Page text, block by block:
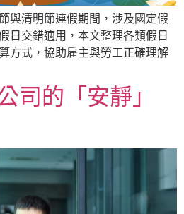
與清明節連假期間，涉及國定假
日交錯適用，本文整理各類假日
方式，協助雇主與勞工正確理解
司的「安靜」